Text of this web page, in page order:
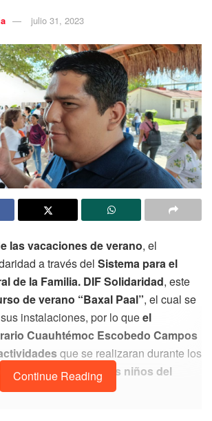
julio 31, 2023
las vacaciones de verano, el
a través del Sistema para el
de la Familia. DIF Solidaridad, este
de verano “Baxal Paal”, el cual se
instalaciones, por lo queel
Cuauhtémoc Escobedo Campos
que se realizaran durante los
cursopara de las y los niños del
Continue Reading